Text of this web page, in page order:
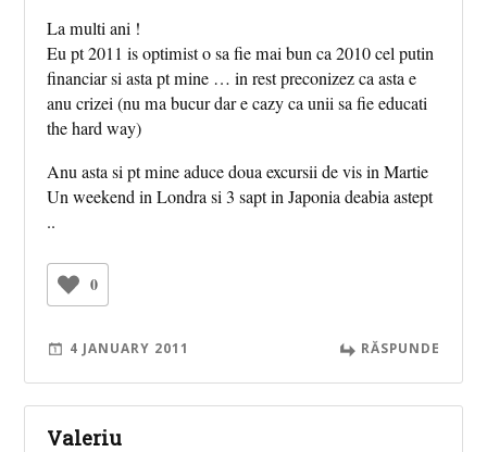
La multi ani !
Eu pt 2011 is optimist o sa fie mai bun ca 2010 cel putin
financiar si asta pt mine … in rest preconizez ca asta e
anu crizei (nu ma bucur dar e cazy ca unii sa fie educati
the hard way)
Anu asta si pt mine aduce doua excursii de vis in Martie
Un weekend in Londra si 3 sapt in Japonia deabia astept
..
0
4 JANUARY 2011 RĂSPUNDE
Valeriu